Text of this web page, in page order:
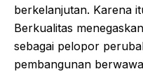
berkelanjutan. Karena
Berkualitas
sebagai pelopor
pembangunan